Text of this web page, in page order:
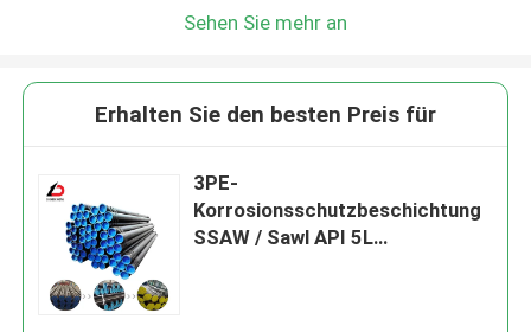
Sehen Sie mehr an
Erhalten Sie den besten Preis für
3PE-
Korrosionsschutzbeschichtung
SSAW / Sawl API 5L